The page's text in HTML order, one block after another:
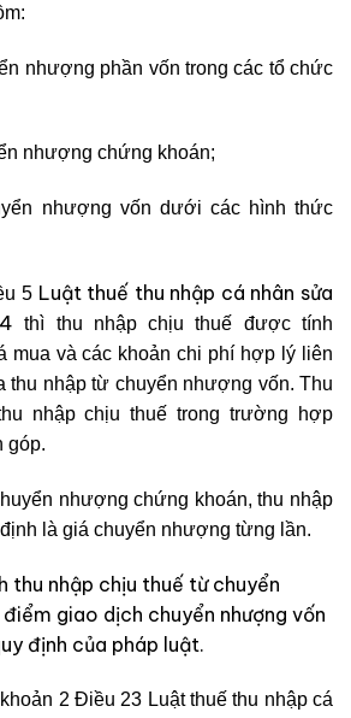
nhượng phần vốn trong các tổ chức
nhượng chứng khoán;
nhượng vốn dưới các hình thức
5 Luật thuế thu nhập cá nhân sửa
thì thu nhập chịu thuế được tính
mua và các khoản chi phí hợp lý liên
thu nhập từ chuyển nhượng vốn. Thu
nhập chịu thuế trong trường hợp
góp.
nhượng chứng khoán, thu nhập
là giá chuyển nhượng từng lần.
thu nhập chịu thuế từ chuyển
giao dịch chuyển nhượng vốn
định của pháp luật.
2 Điều 23 Luật thuế thu nhập cá